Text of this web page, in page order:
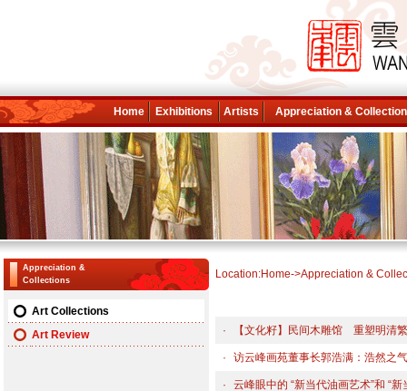
Home Exhibitions Artists Appreciation &
Appreciation &
Collections
Art Collections
Art Review
Location:Home->Appreciation &
· 【文化籽】民间木雕馆 重塑明清
· 访云峰画苑董事长郭浩满：浩然之
· 云峰眼中的 “新当代油画艺术”和 “新